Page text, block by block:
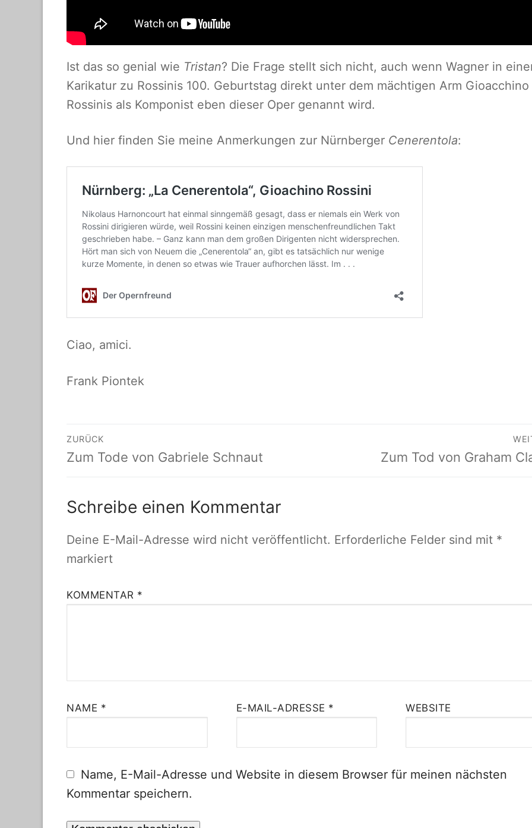
Ist das so genial wie Tristan? Die Frage stellt sich nicht, auch wenn Wagner in
Karikatur zu Rossinis 100. Geburtstag direkt unter dem mächtigen Arm Gioacchino
Rossinis als Komponist eben dieser Oper genannt wird.
Und hier finden Sie meine Anmerkungen zur Nürnberger Cenerentola:
Ciao, amici.
Frank Piontek
Beitragsnavigation
ZURÜCK
Vorheriger
Zum Tode von Gabriele Schnaut
Nächster
Zum Tod von Graham
Schreibe einen Kommentar
Deine E-Mail-Adresse wird nicht veröffentlicht. Erforderliche Felder sind mit *
markiert
KOMMENTAR *
NAME * E-MAIL-ADRESSE * WEBSITE
Name, E-Mail-Adresse und Website in diesem Browser für meinen nächsten
Kommentar speichern.